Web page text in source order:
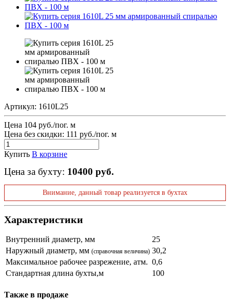
Артикул: 1610L25
Цена 104 руб./пог. м
Цена без скидки: 111 руб./пог. м
Купить В корзине
Цена за бухту: 10400 руб.
Внимание, данный товар реализуется в бухтах
Характеристики
Внутренний диаметр, мм
25
Наружный диаметр, мм (справочная величина) 30,2
Максимальное рабочее разрежение, атм. 0,6
Стандартная длина бухты,м
100
Также в продаже